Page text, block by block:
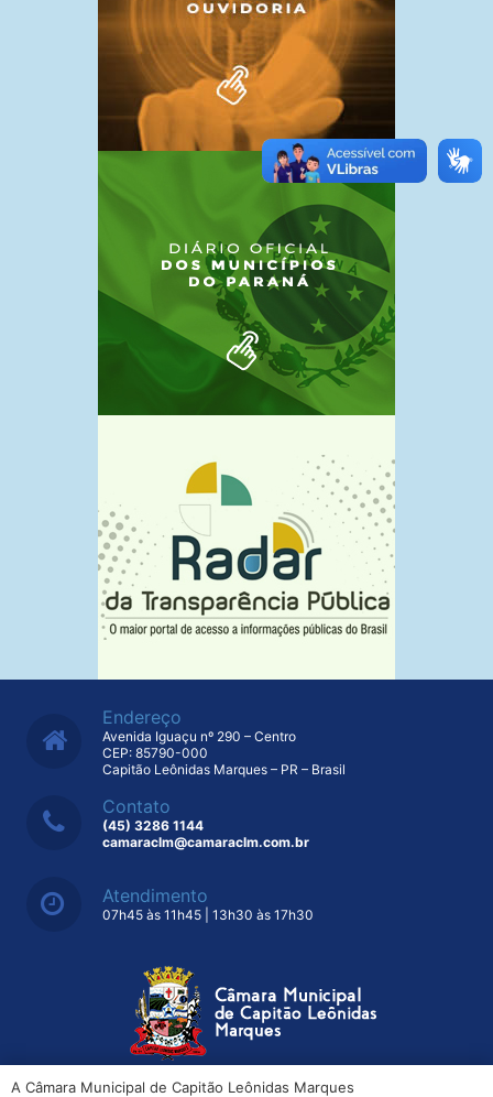
Endereço
Avenida Iguaçu nº 290 – Centro
CEP: 85790-000
Capitão Leônidas Marques – PR – Brasil
Contato
(45) 3286 1144
camaraclm@camaraclm.com.br
Atendimento
07h45 às 11h45 | 13h30 às 17h30
A Câmara Municipal de Capitão Leônidas Marques